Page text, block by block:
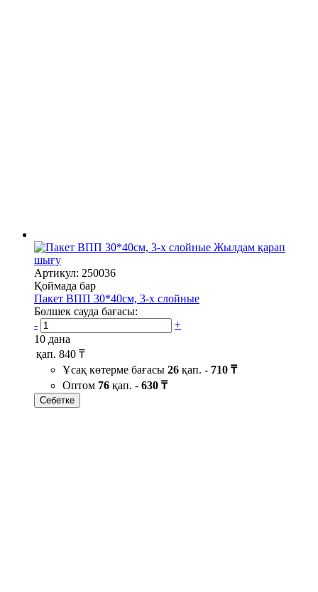
Жылдам қарап
шығу
Артикул: 250036
Қоймада бар
Пакет ВПП 30*40см, 3-х слойные
Бөлшек сауда бағасы:
-
+
10 дана
қап. 840 ₸
Ұсақ көтерме бағасы 26 қап. - 710 ₸
Оптом 76 қап. - 630 ₸
Себетке